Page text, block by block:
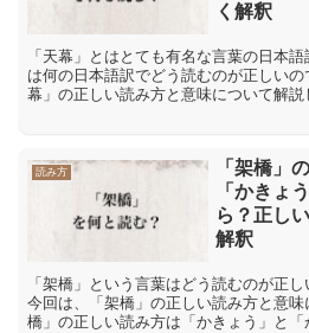
く解釈
「天幕」とはとても有名な言葉の日本
は何の日本語訳でどう読むのが正しい
幕」の正しい読み方と意味について解
読み方
「架橋」
「かきょ
ら？正し
解釈
「架橋」という言葉はどう読むのが正
今回は、「架橋」の正しい読み方と意
橋」の正しい読み方は「かきょう」と